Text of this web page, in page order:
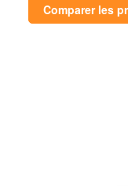
Comparer les